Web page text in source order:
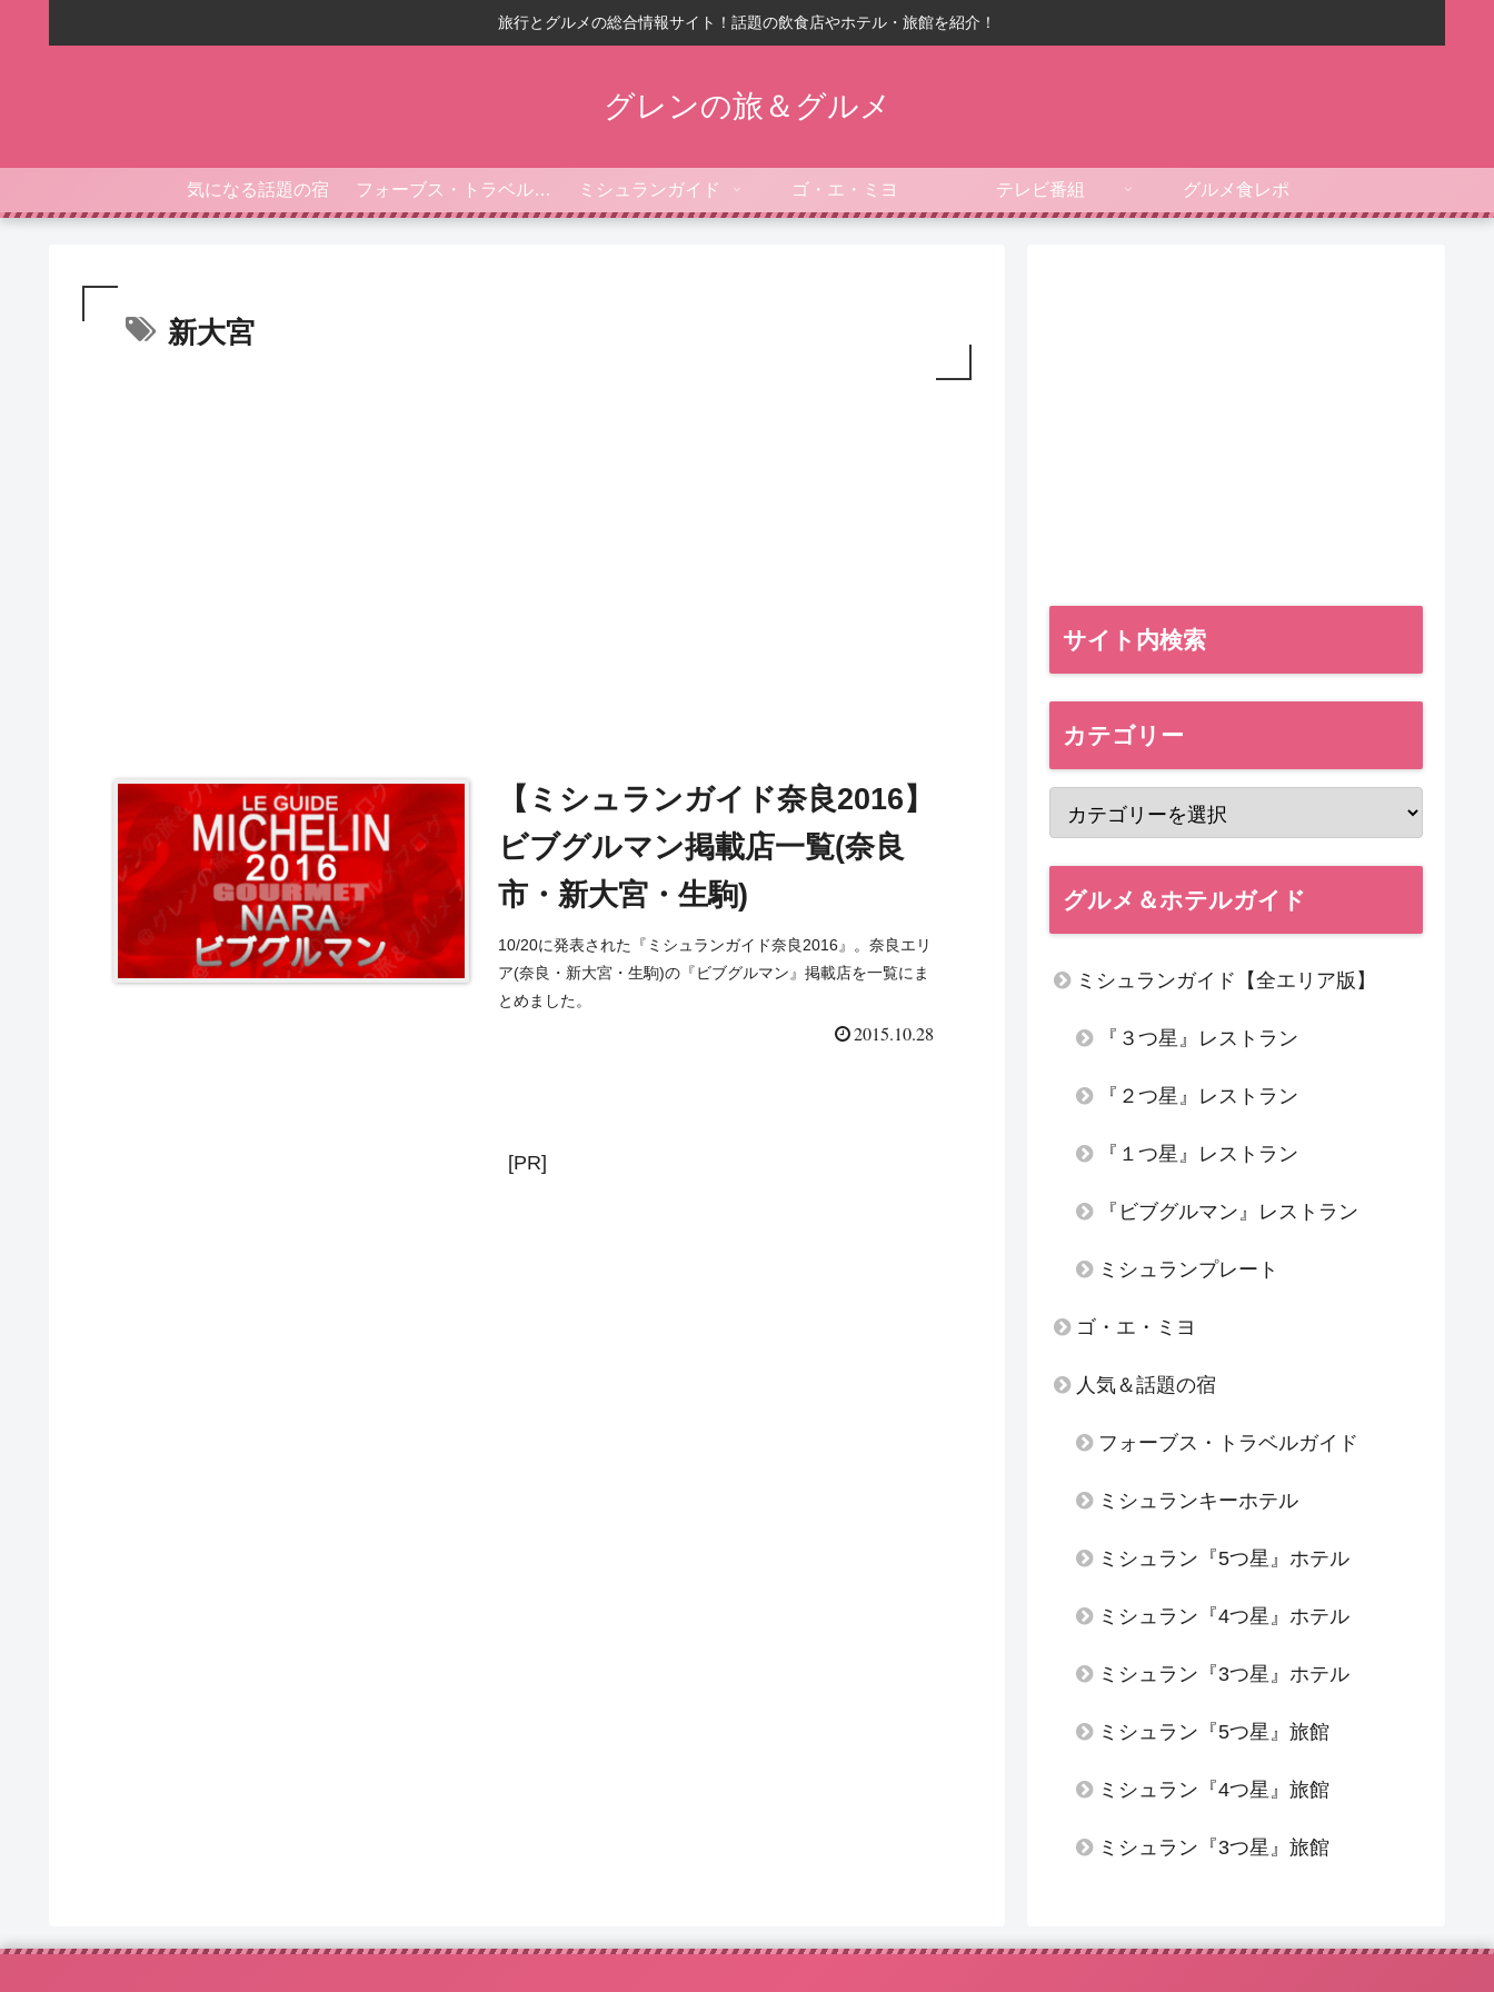
旅行とグルメの総合情報サイト！話題の飲食店やホテル・旅館を紹介！
グレンの旅＆グルメ
気になる話題の宿 フォーブス・トラベルガイド ミシュランガイド ゴ・エ・ミヨ テレビ番組 グルメ食レポ
新大宮
【ミシュランガイド奈良2016】
ビブグルマン掲載店一覧(奈良
市・新大宮・生駒)
10/20に発表された『ミシュランガイド奈良2016』。奈良エリ
ア(奈良・新大宮・生駒)の『ビブグルマン』掲載店を一覧にま
とめました。
2015.10.28
[PR]
サイト内検索
カテゴリー
グルメ＆ホテルガイド
ミシュランガイド【全エリア版】
『３つ星』レストラン
『２つ星』レストラン
『１つ星』レストラン
『ビブグルマン』レストラン
ミシュランプレート
ゴ・エ・ミヨ
人気＆話題の宿
フォーブス・トラベルガイド
ミシュランキーホテル
ミシュラン『5つ星』ホテル
ミシュラン『4つ星』ホテル
ミシュラン『3つ星』ホテル
ミシュラン『5つ星』旅館
ミシュラン『4つ星』旅館
ミシュラン『3つ星』旅館